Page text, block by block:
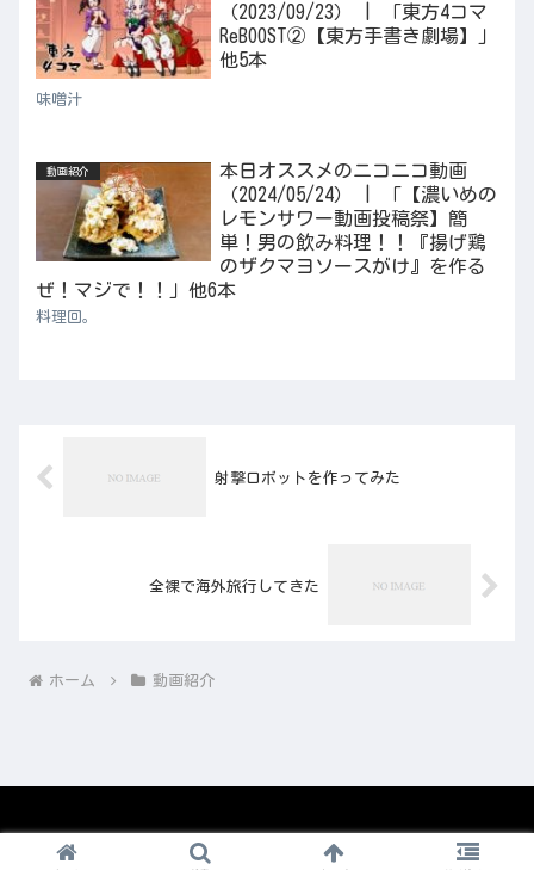
（2023/09/23） | 「東方4コマ
ReBOOST②【東方手書き劇場】」
他5本
味噌汁
動画紹介
本日オススメのニコニコ動画
（2024/05/24） | 「【濃いめの
レモンサワー動画投稿祭】簡
単！男の飲み料理！！『揚げ鶏
のザクマヨソースがけ』を作る
ぜ！マジで！！」他6本
料理回。
射撃ロボットを作ってみた
全裸で海外旅行してきた
ホーム 動画紹介
© 2008-2026 1nico.